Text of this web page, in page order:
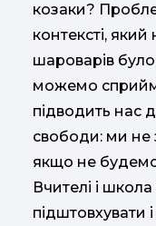
козаки?
контексті,
шароварів
можемо
підводить нас
свободи: ми не
якщо не
Вчителі і
підштовхувати